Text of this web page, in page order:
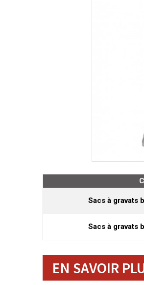
Sacs à gravats
Sacs à gravats
EN SAVOIR